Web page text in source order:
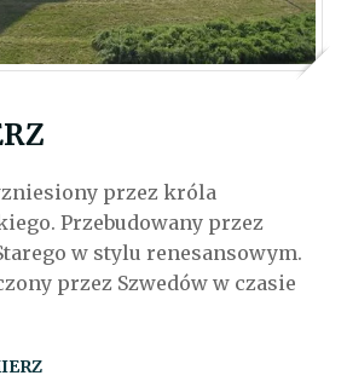
przez króla
Przebudowany przez
w stylu renesansowym.
przez Szwedów w czasie